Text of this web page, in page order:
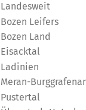
Landesweit
Bozen Leifers
Bozen Land
Eisacktal
Ladinien
Meran-
Pustertal